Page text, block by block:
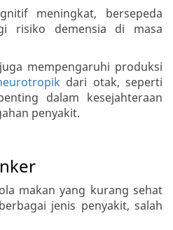
meningkat, bersepeda
risiko demensia di masa
mempengaruhi produksi
dari otak, seperti
dalam kesejahteraan
penyakit.
makan yang kurang sehat
jenis penyakit, salah